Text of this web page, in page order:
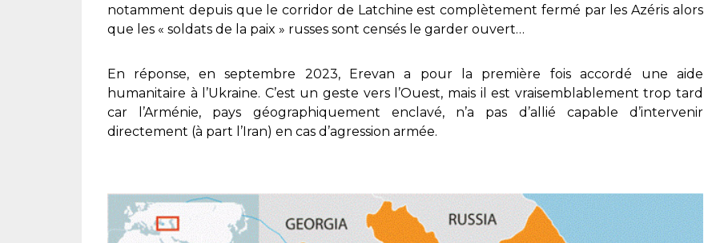
notamment depuis que le corridor de Latchine est complètement fermé par les Azéris alors
que les « soldats de la paix » russes sont censés le garder ouvert…
En réponse, en septembre 2023, Erevan a pour la première fois accordé une aide
humanitaire à l’Ukraine. C’est un geste vers l’Ouest, mais il est vraisemblablement trop tard
car l’Arménie, pays géographiquement enclavé, n’a pas d’allié capable d’intervenir
directement (à part l’Iran) en cas d’agression armée.